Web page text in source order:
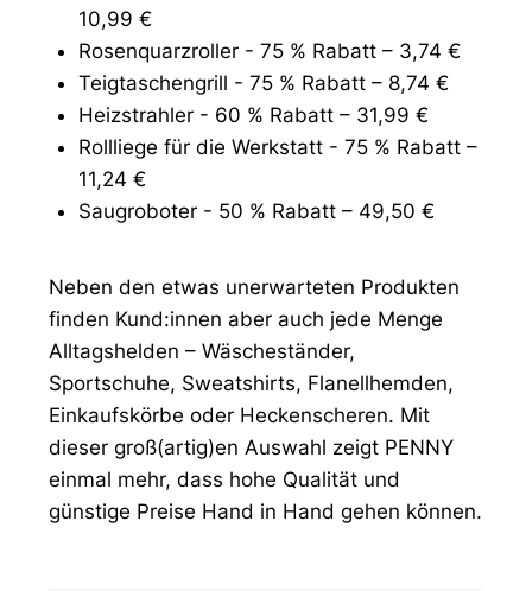
10,99 €
Rosenquarzroller - 75 % Rabatt – 3,74 €
Teigtaschengrill - 75 % Rabatt – 8,74 €
Heizstrahler - 60 % Rabatt – 31,99 €
Rollliege für die Werkstatt - 75 % Rabatt –
11,24 €
Saugroboter - 50 % Rabatt – 49,50 €
Neben den etwas unerwarteten Produkten
finden Kund:innen aber auch jede Menge
Alltagshelden – Wäscheständer,
Sportschuhe, Sweatshirts, Flanellhemden,
Einkaufskörbe oder Heckenscheren. Mit
dieser groß(artig)en Auswahl zeigt PENNY
einmal mehr, dass hohe Qualität und
günstige Preise Hand in Hand gehen können.